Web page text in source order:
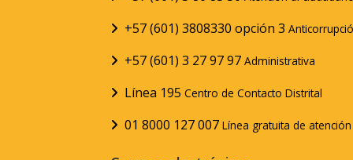
+57 (601) 3808330 opción 3
+57 (601) 3 27 97 97 Administrativa
Línea 195 Centro de Contacto Distrital
01 8000 127 007 Línea gratuita de